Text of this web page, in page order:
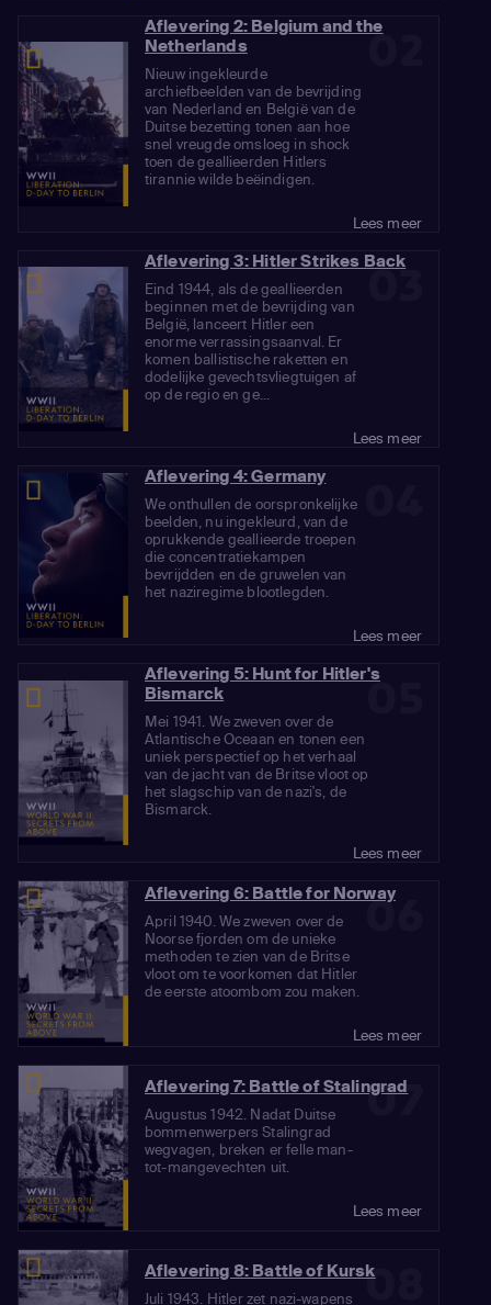
02
Aflevering 2: Belgium and the
Netherlands
Nieuw ingekleurde
archiefbeelden van de bevrijding
van Nederland en België van de
Duitse bezetting tonen aan hoe
snel vreugde omsloeg in shock
toen de geallieerden Hitlers
tirannie wilde beëindigen.
Lees meer
03
Aflevering 3: Hitler Strikes Back
Eind 1944, als de geallieerden
beginnen met de bevrijding van
België, lanceert Hitler een
enorme verrassingsaanval. Er
komen ballistische raketten en
dodelijke gevechtsvliegtuigen af
op de regio en ge...
Lees meer
Aflevering 4: Germany
We onthullen de oorspronkelijke
beelden, nu ingekleurd, van de
oprukkende geallieerde troepen
die concentratiekampen
bevrijdden en de gruwelen van
het naziregime blootlegden.
Lees meer
05
Aflevering 5: Hunt for Hitler's
Bismarck
Mei 1941. We zweven over de
Atlantische Oceaan en tonen een
uniek perspectief op het verhaal
van de jacht van de Britse vloot op
het slagschip van de nazi's, de
Bismarck.
Lees meer
06
Aflevering 6: Battle for Norway
April 1940. We zweven over de
Noorse fjorden om de unieke
methoden te zien van de Britse
vloot om te voorkomen dat Hitler
de eerste atoombom zou maken.
Lees meer
07
Aflevering 7: Battle of Stalingrad
Augustus 1942. Nadat Duitse
bommenwerpers Stalingrad
wegvagen, breken er felle man-
tot-mangevechten uit.
Lees meer
08
Aflevering 8: Battle of Kursk
Juli 1943. Hitler zet nazi-wapens